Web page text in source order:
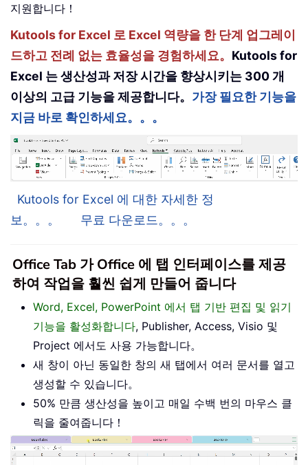
지원합니다！
Kutools for Excel 로 Excel 역량을 한 단계 업그레이
드하고 전례 없는 효율성을 경험하세요。 Kutools for
Excel 는 생산성과 저장 시간을 향상시키는 300 개
이상의 고급 기능을 제공합니다。 가장 필요한 기능을
지금 바로 확인하세요。。。
Kutools for Excel 에 대한 자세한 정
보。。。
무료 다운로드。。。
Office Tab 가 Office 에 탭 인터페이스를 제공
하여 작업을 훨씬 쉽게 만들어 줍니다
Word, Excel, PowerPoint 에서 탭 기반 편집 및 읽기
기능을 활성화합니다, Publisher, Access, Visio 및
Project 에서도 사용 가능합니다。
새 창이 아닌 동일한 창의 새 탭에서 여러 문서를 열고
생성할 수 있습니다。
50% 만큼 생산성을 높이고 매일 수백 번의 마우스 클
릭을 줄여줍니다！